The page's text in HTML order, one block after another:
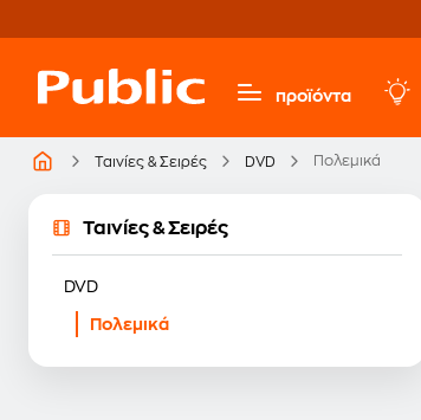
προϊόντα
Ταινίες & Σειρές DVD Πολεμικά
Ταινίες & Σειρές
DVD
Πολεμικά